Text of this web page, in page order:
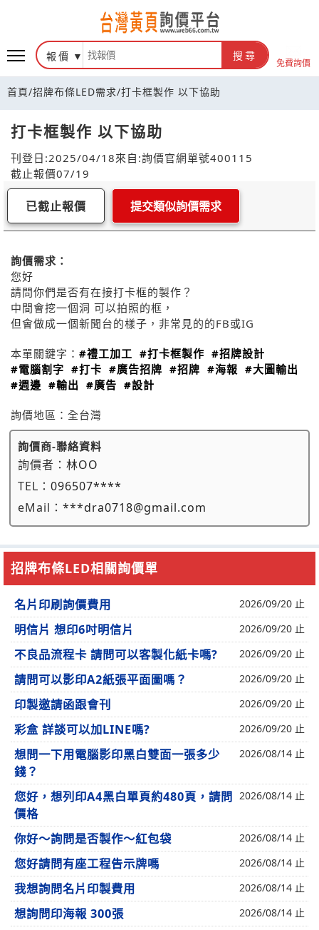
報價 搜尋
免費詢價
首頁/招牌布條LED需求/打卡框製作 以下協助
打卡框製作 以下協助
刊登日:2025/04/18來自:詢價官網單號400115
截止報價07/19
已截止報價 提交類似詢價需求
詢價需求：
您好
請問你們是否有在接打卡框的製作？
中間會挖一個洞 可以拍照的框，
但會做成一個新聞台的樣子，非常見的的FB或IG
本單關鍵字： #禮工加工 #打卡框製作 #招牌設計
#電腦割字 #打卡 #廣告招牌 #招牌 #海報 #大圖輸出
#週邊 #輸出 #廣告 #設計
詢價地區： 全台灣
詢價商-聯絡資料
詢價者： 林OO
TEL： 096507****
eMail： ***dra0718@gmail.com
招牌布條LED相關詢價單
名片印刷詢價費用 2026/09/20 止
明信片 想印6吋明信片 2026/09/20 止
不良品流程卡 請問可以客製化紙卡嗎? 2026/09/20 止
請問可以影印A2紙張平面圖嗎？ 2026/09/20 止
印製邀請函跟會刊 2026/09/20 止
彩盒 詳談可以加LINE嗎? 2026/09/20 止
想問一下用電腦影印黑白雙面一張多少
錢？
2026/08/14 止
您好，想列印A4黑白單頁約480頁，請問
價格
2026/08/14 止
你好～詢問是否製作～紅包袋 2026/08/14 止
您好請問有座工程告示牌嗎 2026/08/14 止
我想詢問名片印製費用 2026/08/14 止
想詢問印海報 300張 2026/08/14 止